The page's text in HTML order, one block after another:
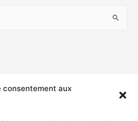
consentement aux